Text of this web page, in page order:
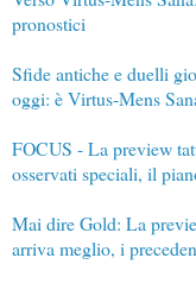
pronostici
Sfide antiche e duelli
oggi: è Virtus-Mens
FOCUS - La preview
osservati speciali, il
Mai dire Gold: La
arriva meglio, i